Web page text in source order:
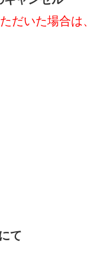
だいた場合は、
て